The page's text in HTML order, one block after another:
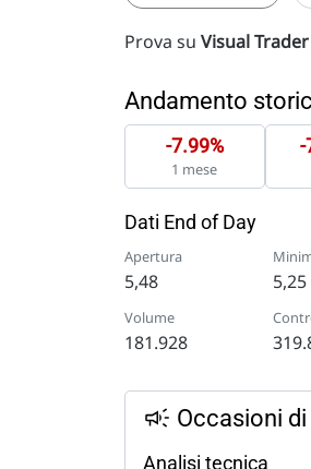
Prova su Visual
Andamento
-7.99%
1 mese
-
Dati End of Day
Apertura
5,48 5,25
Volume
181.928
Occasioni di
Analisi tecnica